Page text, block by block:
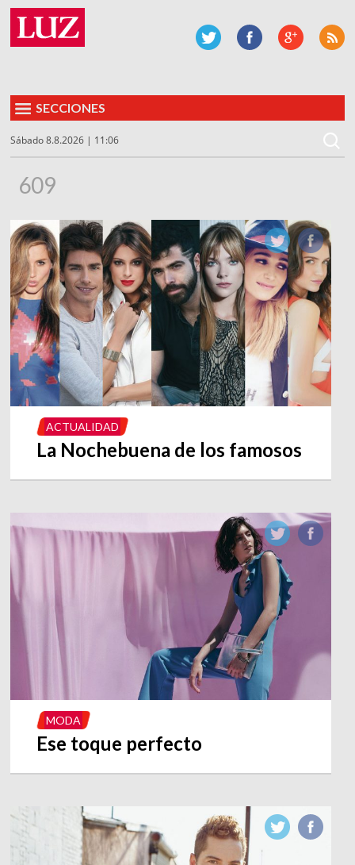
SECCIONES
Sábado 8.8.2026 | 11:06
609
ACTUALIDAD
La Nochebuena de los famosos
MODA
Ese toque perfecto